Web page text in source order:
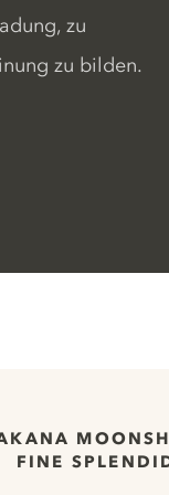
zu
zu bilden.
FINE